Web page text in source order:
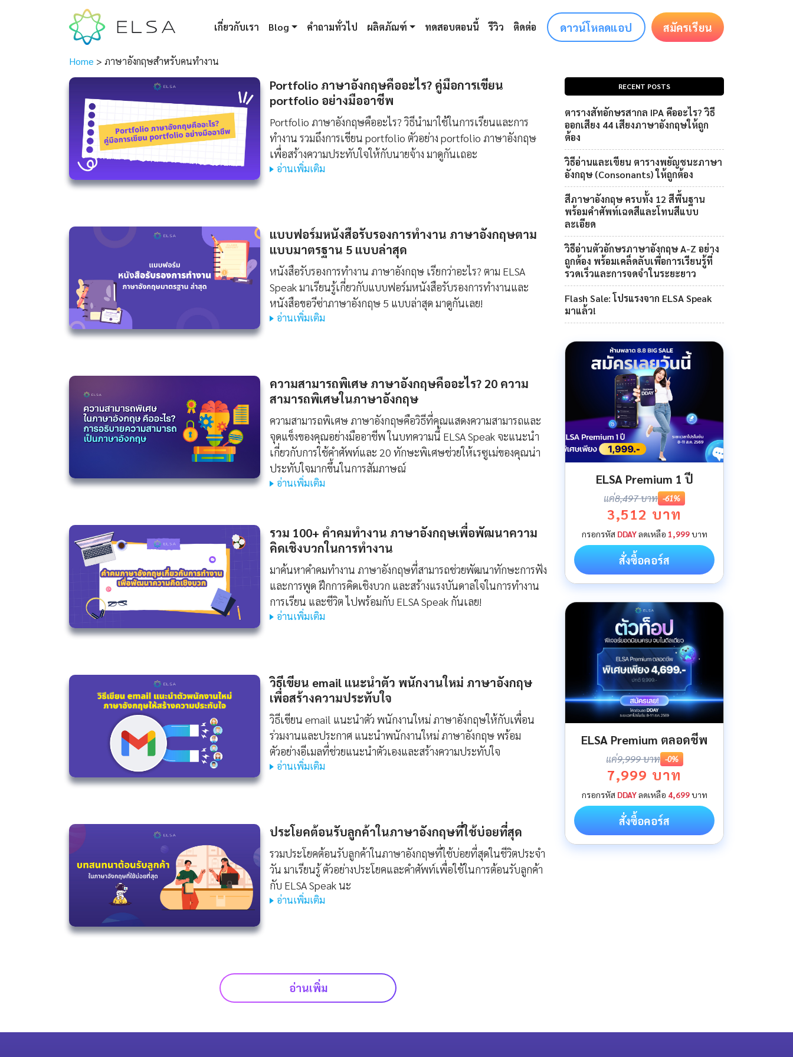
เกี่ยวกับเรา Blog คำถามทั่วไป ผลิตภัณฑ์ ทดสอบตอนนี้ รีวิว ติดต่อ ดาวน์โหลดแอป สมัครเรียน
Home > ภาษาอังกฤษสำหรับคนทำงาน
Portfolio ภาษาอังกฤษคืออะไร? คู่มือการเขียน
portfolio อย่างมืออาชีพ
Portfolio ภาษาอังกฤษคืออะไร? วิธีนำมาใช้ในการเรียนและการ
ทำงาน รวมถึงการเขียน portfolio ตัวอย่าง portfolio ภาษาอังกฤษ
เพื่อสร้างความประทับใจให้กับนายจ้าง มาดูกันเถอะ
อ่านเพิ่มเติม
แบบฟอร์มหนังสือรับรองการทํางาน ภาษาอังกฤษตาม
แบบมาตรฐาน 5 แบบล่าสุด
หนังสือรับรองการทํางาน ภาษาอังกฤษ เรียกว่าอะไร? ตาม ELSA
Speak มาเรียนรู้เกี่ยวกับแบบฟอร์มหนังสือรับรองการทำงานและ
หนังสือขอวีซ่าภาษาอังกฤษ 5 แบบล่าสุด มาดูกันเลย!
อ่านเพิ่มเติม
ความสามารถพิเศษ ภาษาอังกฤษคืออะไร? 20 ความ
สามารถพิเศษในภาษาอังกฤษ
ความสามารถพิเศษ ภาษาอังกฤษคือวิธีที่คุณแสดงความสามารถและ
จุดแข็งของคุณอย่างมืออาชีพ ในบทความนี้ ELSA Speak จะแนะนำ
เกี่ยวกับการใช้คำศัพท์และ 20 ทักษะพิเศษช่วยให้เรซูเม่ของคุณน่า
ประทับใจมากขึ้นในการสัมภาษณ์
อ่านเพิ่มเติม
รวม 100+ คําคมทํางาน ภาษาอังกฤษเพื่อพัฒนาความ
คิดเชิงบวกในการทำงาน
มาค้นหาคําคมทํางาน ภาษาอังกฤษที่สามารถช่วยพัฒนาทักษะการฟัง
และการพูด ฝึกการคิดเชิงบวก และสร้างแรงบันดาลใจในการทำงาน
การเรียน และชีวิต ไปพร้อมกับ ELSA Speak กันเลย!
อ่านเพิ่มเติม
วิธีเขียน email แนะนําตัว พนักงานใหม่ ภาษาอังกฤษ
เพื่อสร้างความประทับใจ
วิธีเขียน email แนะนําตัว พนักงานใหม่ ภาษาอังกฤษให้กับเพื่อน
ร่วมงานและประกาศ แนะนําพนักงานใหม่ ภาษาอังกฤษ พร้อม
ตัวอย่างอีเมลที่ช่วยแนะนำตัวเองและสร้างความประทับใจ
อ่านเพิ่มเติม
ประโยคต้อนรับลูกค้าในภาษาอังกฤษที่ใช้บ่อยที่สุด
รวมประโยคต้อนรับลูกค้าในภาษาอังกฤษที่ใช้บ่อยที่สุดในชีวิตประจํา
วัน มาเรียนรู้ ตัวอย่างประโยคและคำศัพท์เพื่อใช้ในการต้อนรับลูกค้า
กับ ELSA Speak นะ
อ่านเพิ่มเติม
อ่านเพิ่ม
RECENT POSTS
ตารางสัทอักษรสากล IPA คืออะไร? วิธี
ออกเสียง 44 เสียงภาษาอังกฤษให้ถูก
ต้อง
วิธีอ่านและเขียน ตารางพยัญชนะภาษา
อังกฤษ (Consonants) ให้ถูกต้อง
สีภาษาอังกฤษ ครบทั้ง 12 สีพื้นฐาน
พร้อมคำศัพท์เฉดสีและโทนสีแบบ
ละเอียด
วิธีอ่านตัวอักษรภาษาอังกฤษ A-Z อย่าง
ถูกต้อง พร้อมเคล็ดลับเพื่อการเรียนรู้ที่
รวดเร็วและการจดจำในระยะยาว
Flash Sale: โปรแรงจาก ELSA Speak
มาแล้ว!
ELSA Premium 1 ปี
แค่8,497 บาท -61%
3,512 บาท
กรอกรหัส DDAYลดเหลือ 1,999บาท
สั่งซื้อคอร์ส
ELSA Premium ตลอดชีพ
แค่9,999 บาท -0%
7,999 บาท
กรอกรหัส DDAYลดเหลือ 4,699บาท
สั่งซื้อคอร์ส